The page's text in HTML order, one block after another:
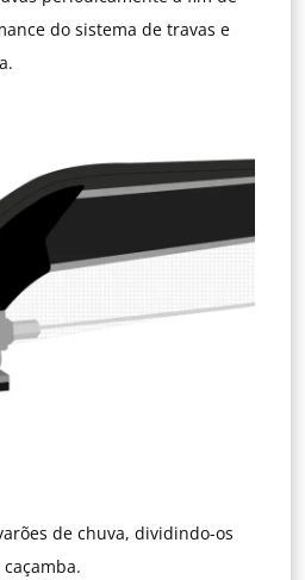
do sistema de travas e
de chuva, dividindo-os